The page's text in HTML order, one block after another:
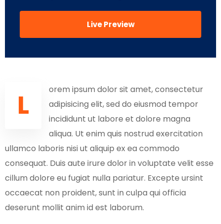
Live Preview
L
orem ipsum dolor sit amet, consectetur
adipisicing elit, sed do eiusmod tempor
incididunt ut labore et dolore magna
aliqua. Ut enim quis nostrud exercitation
ullamco laboris nisi ut aliquip ex ea commodo
consequat. Duis aute irure dolor in voluptate velit esse
cillum dolore eu fugiat nulla pariatur. Excepte ursint
occaecat non proident, sunt in culpa qui officia
deserunt mollit anim id est laborum.